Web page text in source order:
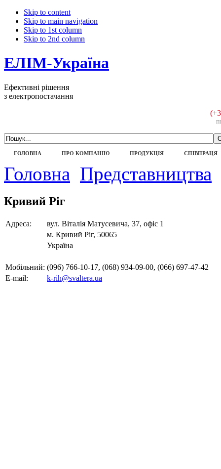
Skip to content
Skip to main navigation
Skip to 1st column
Skip to 2nd column
ЕЛІМ-Україна
Ефективні рішення
з електропостачання
ГОЛОВНА ПРО КОМПАНІЮ ПРОДУКЦІЯ СПІВПРАЦЯ
Головна Представництва
Кривий Ріг
Адреса:
вул. Віталія Матусевича, 37, офіс 1
м. Кривий Ріг, 50065
Україна
Мобільний: (096) 766-10-17, (068) 934-09-00, (066) 697-47-42
E-mail:
k-rih@svaltera.ua